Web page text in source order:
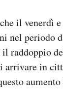
il venerdì
nel periodo
raddoppio
in